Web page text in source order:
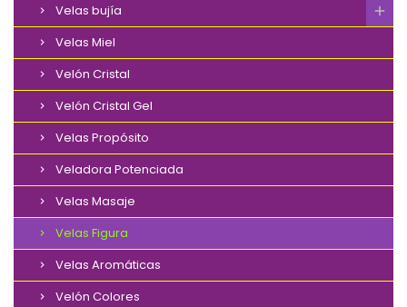
Velas bujía
Velas Miel
Velón Cristal
Velón Cristal Gel
Velas Propósito
Veladora Potenciada
Velas Masaje
Velas Figura
Velas Aromáticas
Velón Colores